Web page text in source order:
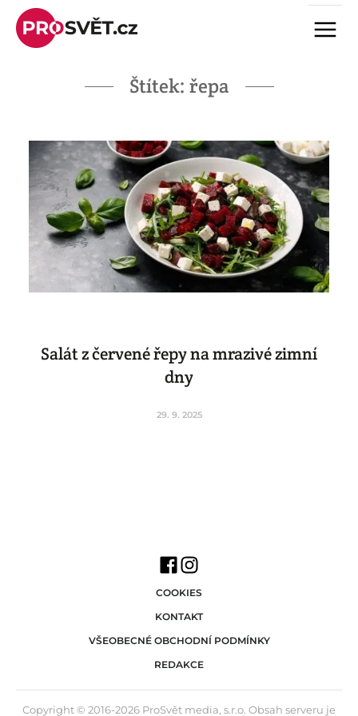
Skip
content
Menu
Štítek: řepa
Salát z červené řepy na mrazivé zimní
dny
29. 9. 2025
COOKIES
KONTAKT
VŠEOBECNÉ OBCHODNÍ PODMÍNKY
REDAKCE
Copyright © 2016-2026 ProSvět media, s.r.o. Obsah serveru je